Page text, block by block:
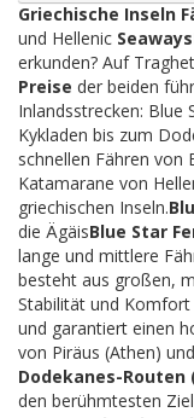
Griechische Inseln
und Hellenic Seaways
erkunden? Auf
Preise der beiden
Inlandsstrecken: Blue
Kykladen bis zum
schnellen Fähren von
Katamarane von
griechischen Inseln.
die ÄgäisBlue Star
lange und mittlere
besteht aus großen,
Stabilität und
und garantiert einen
von Piräus (Athen)
Dodekanes-Routen
den berühmtesten